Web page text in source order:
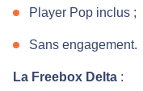
Player Pop inclus ;
Sans engagement.
La Freebox Delta :